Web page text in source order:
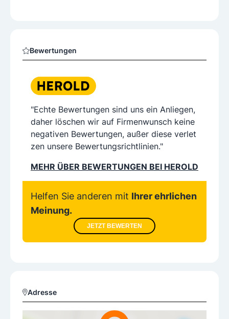
Bewertungen
"Echte Bewertungen sind uns ein Anliegen,
daher löschen wir auf Firmenwunsch keine
negativen Bewertungen, außer diese verlet
zen unsere Bewertungsrichtlinien."
MEHR ÜBER BEWERTUNGEN BEI HEROLD
Helfen Sie anderen mit Ihrer ehrlichen
Meinung.
JETZT BEWERTEN
Adresse